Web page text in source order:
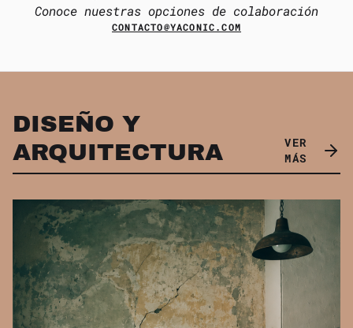
Conoce nuestras opciones de colaboración
CONTACTO@YACONIC.COM
DISEÑO Y
ARQUITECTURA
VER
MÁS